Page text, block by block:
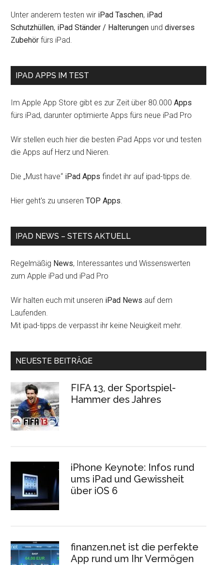
Unter anderem testen wir iPad Taschen, iPad
Schutzhüllen, iPad Ständer / Halterungen unddiverses
Zubehör fürs iPad.
IPAD APPS IM TEST
Im Apple App Store gibt es zur Zeit über 80.000Apps
fürs iPad, darunter optimierte Apps fürs neue iPad Pro
Wir stellen euch hier die besten iPad Apps vor und testen
die Apps auf Herz und Nieren.
Die „Must have“ iPad Apps findet ihr auf ipad-tipps.de.
Hier geht's zu unserenTOP Apps.
IPAD NEWS – STETS AKTUELL
Regelmäßig News, Interessantes und Wissenswerten
zum Apple iPad und iPad Pro
Wir halten euch mit unseren iPad News auf dem
Laufenden.
Mit ipad-tipps.de verpasst ihr keine Neuigkeit mehr.
NEUESTE BEITRÄGE
FIFA 13, der Sportspiel-
Hammer des Jahres
iPhone Keynote: Infos rund
ums iPad und Gewissheit
über iOS 6
finanzen.net ist die perfekte
App rund um Ihr Vermögen